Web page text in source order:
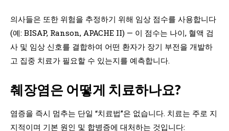
의사들은 또한 위험을 추정하기 위해 임상 점수를 사용합니다
(예: BISAP, Ranson, APACHE II) — 이 점수는 나이, 혈액 검
사 및 임상 신호를 결합하여 어떤 환자가 장기 부전을 개발하
고 집중 치료가 필요할 수 있는지를 예측합니다.
췌장염은 어떻게 치료하나요?
염증을 즉시 멈추는 단일 “치료법”은 없습니다. 치료는 주로 지
지적이며 기본 원인 및 합병증에 대처하는 것입니다: